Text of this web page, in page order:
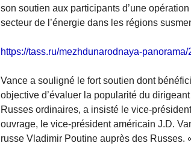
son soutien aux participants d’une
secteur de l’énergie dans les régions
https://tass.ru/mezhdunarodnaya-
Vance a souligné le fort soutien dont
objective d’évaluer la popularité du
Russes ordinaires, a insisté le vice-
ouvrage, le vice-président américain J.D.
russe Vladimir Poutine auprès des Russes.